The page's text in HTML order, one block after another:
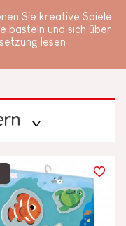
Sie kreative Spiele
basteln und sich über
lesen
erschaffen